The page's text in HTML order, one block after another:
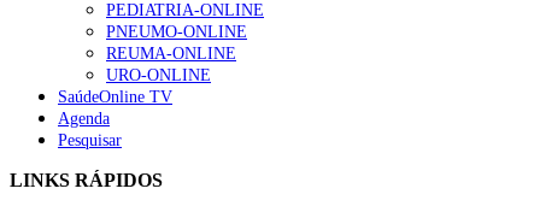
“Os programas de rastreio do cancro do pulmão são
custo-efetivos e representam um investimento
sustentável para os sistemas de saúde”
93 visualizações
Quase quatro em cada dez doentes com enfarte
87 visualizações
PEDIATRIA-ONLINE
PNEUMO-ONLINE
REUMA-ONLINE
URO-ONLINE
SaúdeOnline TV
Agenda
Pesquisar
LINKS RÁPIDOS